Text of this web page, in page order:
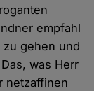
empfahl
gehen und
was Herr
netzaffinen